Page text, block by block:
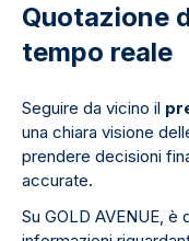
Quotazione
tempo reale
Seguire da vicino il
una chiara visione
prendere decisioni
accurate.
Su GOLD AVENUE,